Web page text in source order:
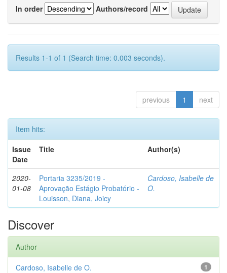
In order
Authors/record
Results 1-1 of 1 (Search time: 0.003 seconds).
previous 1 next
Item hits:
Issue
Date
Title Author(s)
2020-
01-08
Portaria 3235/2019 -
Aprovação Estágio Probatório -
Louisson, Diana, Joicy
Cardoso, Isabelle de
O.
Discover
Author
1
Cardoso, Isabelle de O.